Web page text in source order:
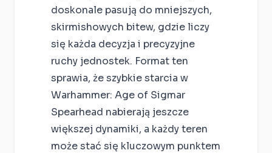
doskonale pasują do mniejszych,
skirmishowych bitew, gdzie liczy
się każda decyzja i precyzyjne
ruchy jednostek. Format ten
sprawia, że szybkie starcia w
Warhammer: Age of Sigmar
Spearhead nabierają jeszcze
większej dynamiki, a każdy teren
może stać się kluczowym punktem